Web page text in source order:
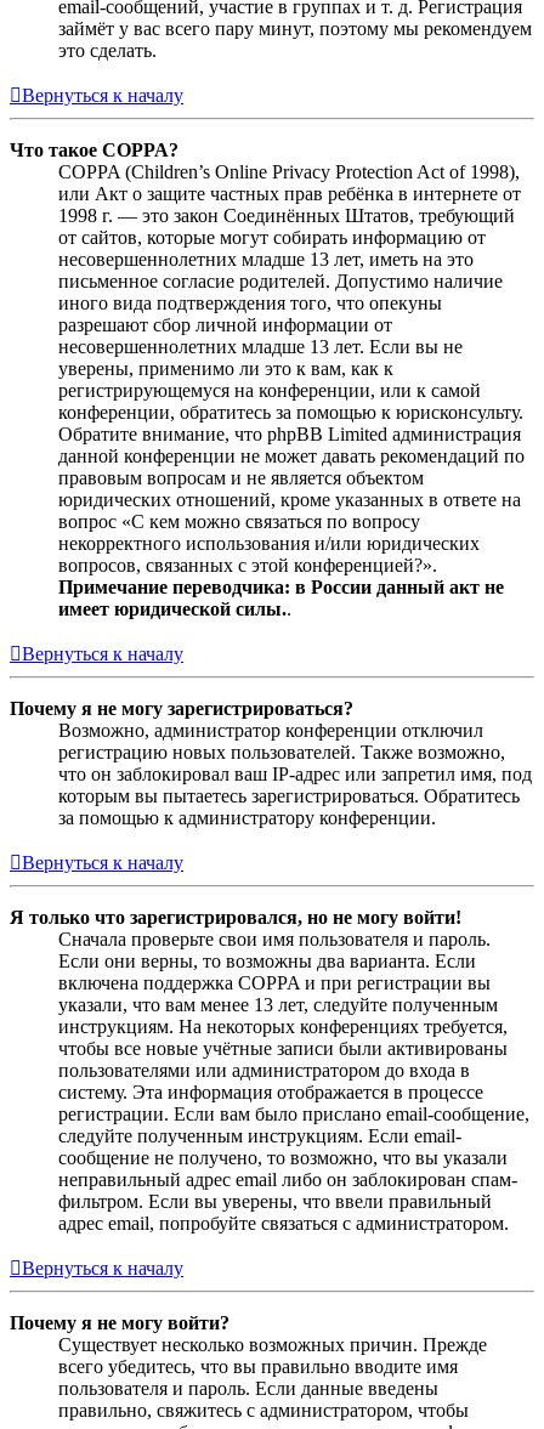
email-сообщений, участие в группах и т. д. Регистрация
займёт у вас всего пару минут, поэтому мы рекомендуем
это сделать.
Вернуться к началу
Что такое COPPA?
COPPA (Children’s Online Privacy Protection Act of 1998),
или Акт о защите частных прав ребёнка в интернете от
1998 г. — это закон Соединённых Штатов, требующий
от сайтов, которые могут собирать информацию от
несовершеннолетних младше 13 лет, иметь на это
письменное согласие родителей. Допустимо наличие
иного вида подтверждения того, что опекуны
разрешают сбор личной информации от
несовершеннолетних младше 13 лет. Если вы не
уверены, применимо ли это к вам, как к
регистрирующемуся на конференции, или к самой
конференции, обратитесь за помощью к юрисконсульту.
Обратите внимание, что phpBB Limited администрация
данной конференции не может давать рекомендаций по
правовым вопросам и не является объектом
юридических отношений, кроме указанных в ответе на
вопрос «С кем можно связаться по вопросу
некорректного использования и/или юридических
вопросов, связанных с этой конференцией?».
Примечание переводчика: в России данный акт не
имеет юридической силы..
Вернуться к началу
Почему я не могу зарегистрироваться?
Возможно, администратор конференции отключил
регистрацию новых пользователей. Также возможно,
что он заблокировал ваш IP-адрес или запретил имя, под
которым вы пытаетесь зарегистрироваться. Обратитесь
за помощью к администратору конференции.
Вернуться к началу
Я только что зарегистрировался, но не могу войти!
Сначала проверьте свои имя пользователя и пароль.
Если они верны, то возможны два варианта. Если
включена поддержка COPPA и при регистрации вы
указали, что вам менее 13 лет, следуйте полученным
инструкциям. На некоторых конференциях требуется,
чтобы все новые учётные записи были активированы
пользователями или администратором до входа в
систему. Эта информация отображается в процессе
регистрации. Если вам было прислано email-сообщение,
следуйте полученным инструкциям. Если email-
сообщение не получено, то возможно, что вы указали
неправильный адрес email либо он заблокирован спам-
фильтром. Если вы уверены, что ввели правильный
адрес email, попробуйте связаться с администратором.
Вернуться к началу
Почему я не могу войти?
Существует несколько возможных причин. Прежде
всего убедитесь, что вы правильно вводите имя
пользователя и пароль. Если данные введены
правильно, свяжитесь с администратором, чтобы